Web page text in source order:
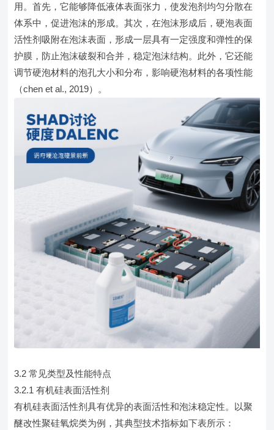
用。首先，它能够降低液体表面张力，使发泡剂均匀分散在
体系中，促进泡沫的形成。其次，在泡沫形成后，硬泡表面
活性剂吸附在泡沫表面，形成一层具有一定强度和弹性的保
护膜，防止泡沫破裂和合并，稳定泡沫结构。此外，它还能
调节硬泡材料的泡孔大小和分布，影响硬泡材料的各项性能
（chen et al., 2019）。
3.2 常见类型及性能特点
3.2.1 有机硅表面活性剂
有机硅表面活性剂具有优异的表面活性和泡沫稳定性。以聚
醚改性聚硅氧烷类为例，其典型技术指标如下表所示：